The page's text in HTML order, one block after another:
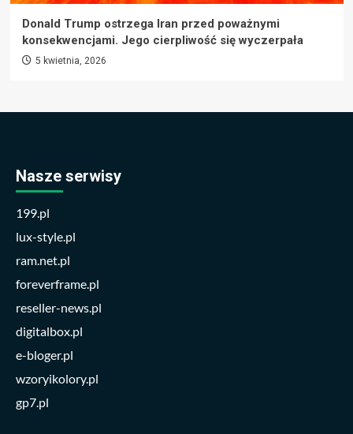
Donald Trump ostrzega Iran przed poważnymi
konsekwencjami. Jego cierpliwość się wyczerpała
5 kwietnia, 2026
Nasze serwisy
199.pl
lux-style.pl
ram.net.pl
foreverframe.pl
reseller-news.pl
digitalbox.pl
e-bloger.pl
wzoryikolory.pl
gp7.pl